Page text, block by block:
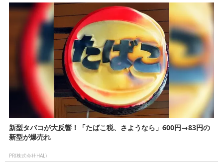
新型タバコが大反響！「たばこ税、さようなら」600円→83円の
新型が爆売れ
PR(株式会社HAL)